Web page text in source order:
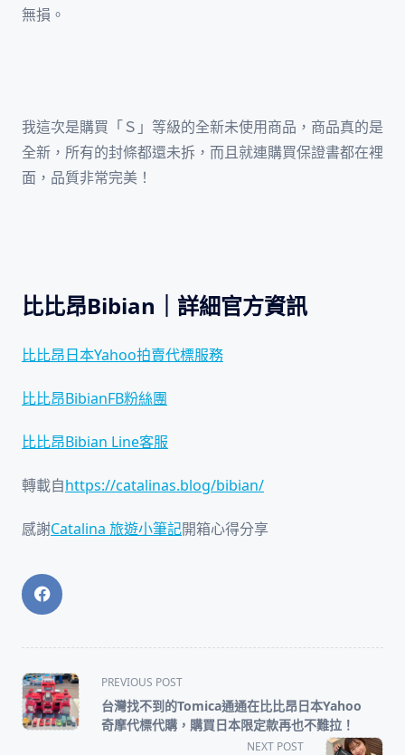
無損。
我這次是購買「Ｓ」等級的全新未使用商品，商品真的是
全新，所有的封條都還未拆，而且就連購買保證書都在裡
面，品質非常完美！
比比昂Bibian｜詳細官方資訊
比比昂日本Yahoo拍賣代標服務
比比昂BibianFB粉絲團
比比昂Bibian Line客服
轉載自https://catalinas.blog/bibian/
感謝Catalina 旅遊小筆記開箱心得分享
<span
class="nav-
subtitle
PREVIOUS POST
台灣找不到的Tomica通通在比比昂日本Yahoo
奇摩代標代購，購買日本限定款再也不難拉！
NEXT POST